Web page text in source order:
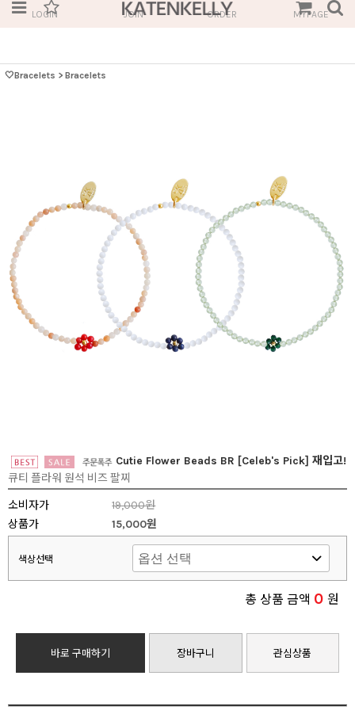
LOGIN JOIN ORDER MYPAGE
🤍Bracelets > Bracelets
Cutie Flower Beads BR [Celeb's Pick] 재입고!
큐티 플라워 원석 비즈 팔찌
소비자가
19,000원
상품가
15,000원
색상선택
총 상품 금액 0 원
바로 구매하기 장바구니 관심상품